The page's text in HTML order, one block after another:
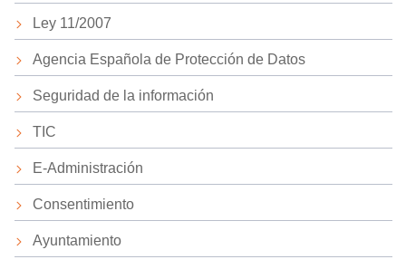
Ley 11/2007
Agencia Española de Protección de Datos
Seguridad de la información
TIC
E-Administración
Consentimiento
Ayuntamiento